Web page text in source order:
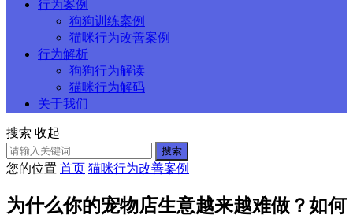
行为案例
狗狗训练案例
猫咪行为改善案例
行为解析
狗狗行为解读
猫咪行为解码
关于我们
搜索 收起
搜索
您的位置 首页 猫咪行为改善案例
为什么你的宠物店生意越来越难做？如何